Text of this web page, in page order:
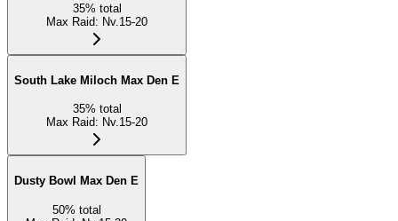
35% total
Max Raid: Nv.15-20
South Lake Miloch Max Den E
35% total
Max Raid: Nv.15-20
Dusty Bowl Max Den E
50% total